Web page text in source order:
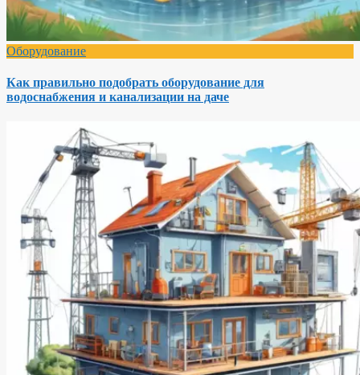
Оборудование
Как правильно подобрать оборудование для
водоснабжения и канализации на даче